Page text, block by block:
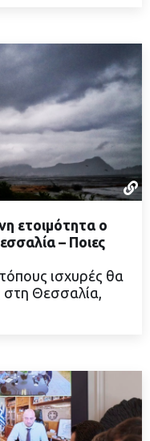
ετοιμότητα ο
– Ποιες
ισχυρές θα
Θεσσαλία,